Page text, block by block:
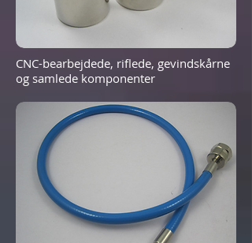
CNC-bearbejdede, riflede, gevindskårne
og samlede komponenter